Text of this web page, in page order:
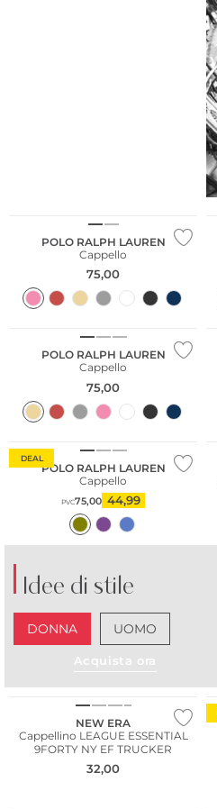
POLO RALPH LAUREN
Cappello
75,00
POLO RALPH LAUREN
Cappello
75,00
DEAL
POLO RALPH LAUREN
Cappello
PVC75,00 44,99
Idee di stile
DONNA UOMO
Acquista ora
NEW ERA
Cappellino LEAGUE ESSENTIAL
9FORTY NY EF TRUCKER
32,00